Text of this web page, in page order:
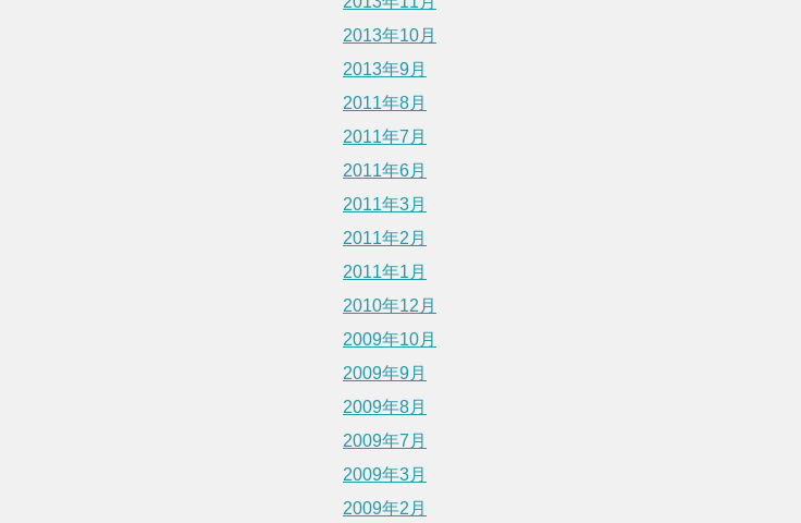
2013年10月
2013年9月
2011年8月
2011年7月
2011年6月
2011年3月
2011年2月
2011年1月
2010年12月
2009年10月
2009年9月
2009年8月
2009年7月
2009年3月
2009年2月